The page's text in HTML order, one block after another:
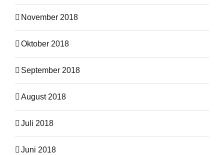
November 2018
Oktober 2018
September 2018
August 2018
Juli 2018
Juni 2018